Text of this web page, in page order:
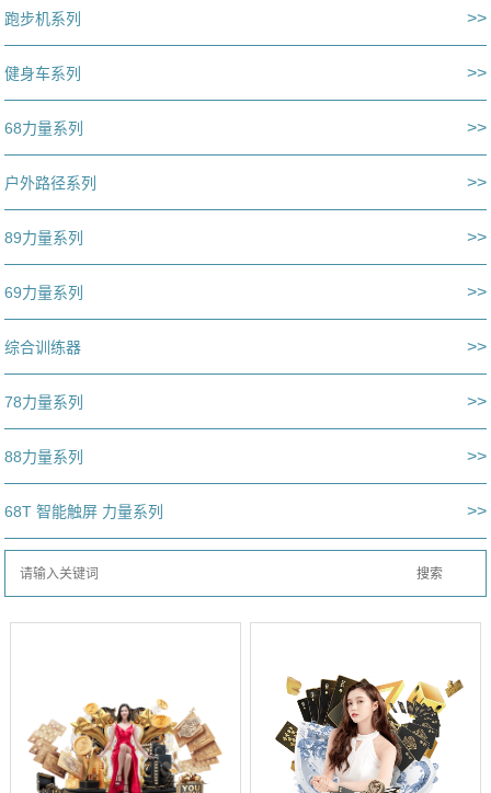
跑步机系列 >>
健身车系列 >>
68力量系列 >>
户外路径系列 >>
89力量系列 >>
69力量系列 >>
综合训练器 >>
78力量系列 >>
88力量系列 >>
68T 智能触屏 力量系列 >>